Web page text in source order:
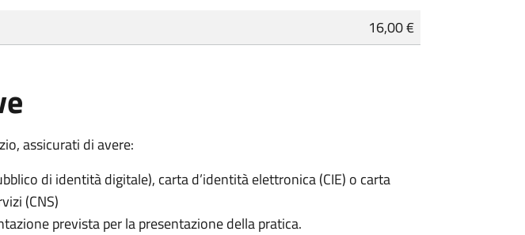
16,00 €
assicurati di avere:
di identità digitale), carta d’identità elettronica (CIE) o carta
(CNS)
prevista per la presentazione della pratica.